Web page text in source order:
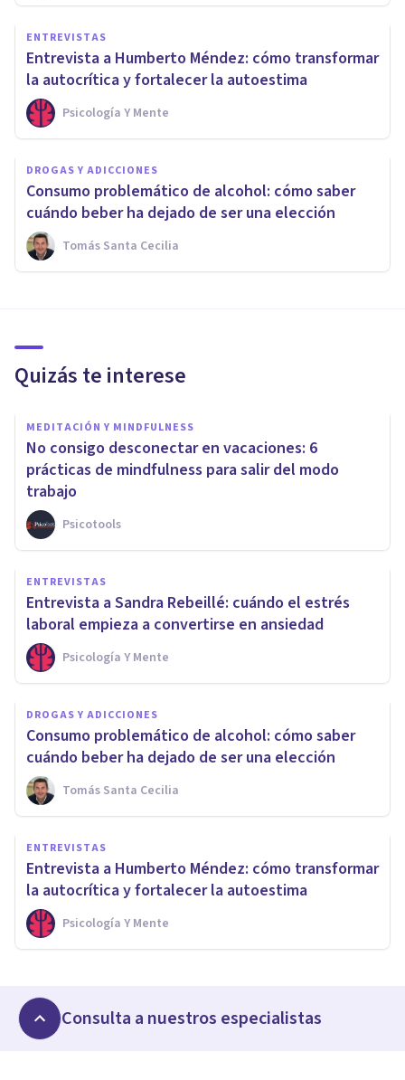
ENTREVISTAS
Entrevista a Humberto Méndez: cómo transformar
la autocrítica y fortalecer la autoestima
Psicología Y Mente
DROGAS Y ADICCIONES
Consumo problemático de alcohol: cómo saber
cuándo beber ha dejado de ser una elección
Tomás Santa Cecilia
Quizás te interese
MEDITACIÓN Y MINDFULNESS
No consigo desconectar en vacaciones: 6
prácticas de mindfulness para salir del modo
trabajo
Psicotools
ENTREVISTAS
Entrevista a Sandra Rebeillé: cuándo el estrés
laboral empieza a convertirse en ansiedad
Psicología Y Mente
DROGAS Y ADICCIONES
Consumo problemático de alcohol: cómo saber
cuándo beber ha dejado de ser una elección
Tomás Santa Cecilia
ENTREVISTAS
Entrevista a Humberto Méndez: cómo transformar
la autocrítica y fortalecer la autoestima
Psicología Y Mente
Consulta a nuestros especialistas